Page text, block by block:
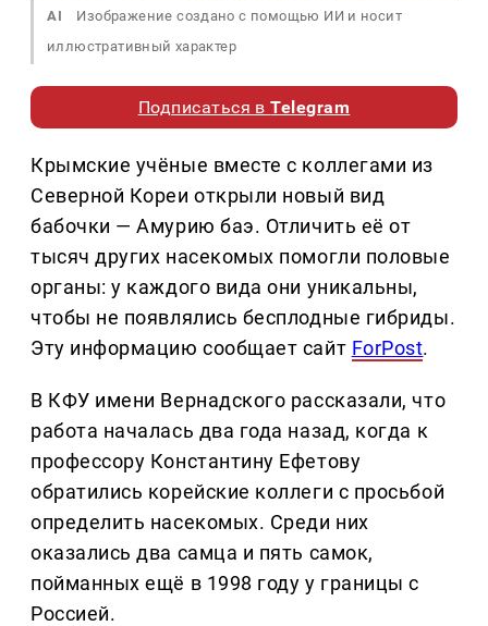
AI
Изображение создано с помощью ИИ и носит
иллюстративный характер
Подписаться вTelegram
Крымские учёные вместе с коллегами из
Северной Кореи открыли новый вид
бабочки — Амурию баэ. Отличить её от
тысяч других насекомых помогли половые
органы: у каждого вида они уникальны,
чтобы не появлялись бесплодные гибриды.
Эту информацию сообщает сайт ForPost.
В КФУ имени Вернадского рассказали, что
работа началась два года назад, когда к
профессору Константину Ефетову
обратились корейские коллеги с просьбой
определить насекомых. Среди них
оказались два самца и пять самок,
пойманных ещё в 1998 году у границы с
Россией.